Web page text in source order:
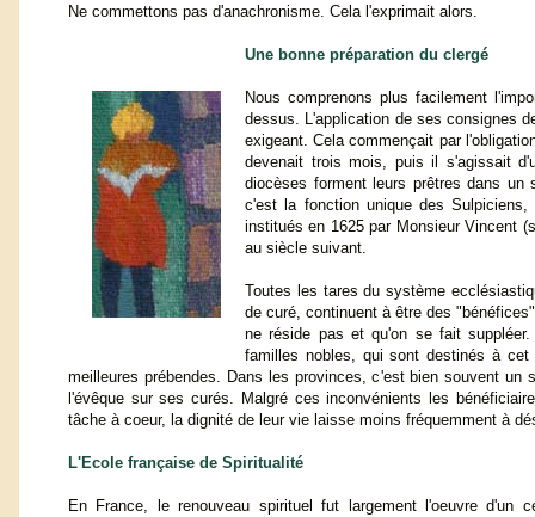
Ne commettons pas d'anachronisme. Cela l'exprimait alors.
Une bonne préparation du clergé
Nous comprenons plus facilement
dessus. L'application de ses consignes
exigeant. Cela commençait par
devenait trois mois, puis il s'agissait
diocèses forment leurs prêtres dans un
c'est la fonction unique des
institués en 1625 par Monsieur Vincent
au siècle suivant.
Toutes les tares du système
de curé, continuent à être des
ne réside pas et qu'on se fait
familles nobles, qui sont destinés à
meilleures prébendes. Dans les provinces, c'est bien souvent
l'évêque sur ses curés. Malgré ces inconvénients les
tâche à coeur, la dignité de leur vie laisse moins fréquemment à
L'Ecole française de Spiritualité
En France, le renouveau spirituel fut largement l'oeuvre d'un